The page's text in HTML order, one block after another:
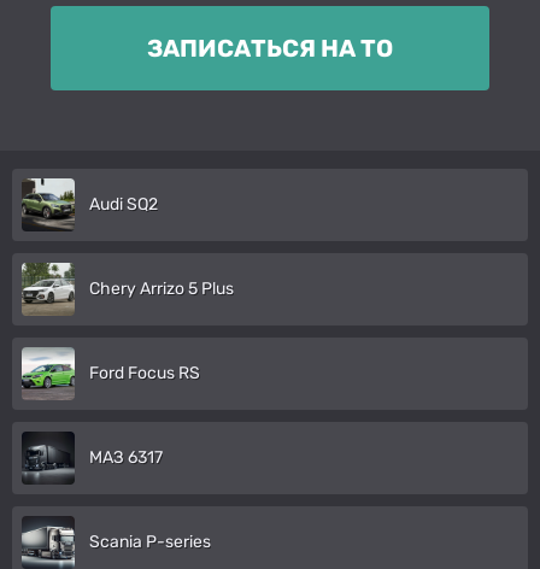
ЗАПИСАТЬСЯ НА ТО
Audi SQ2
Chery Arrizo 5 Plus
Ford Focus RS
МАЗ 6317
Scania P-series